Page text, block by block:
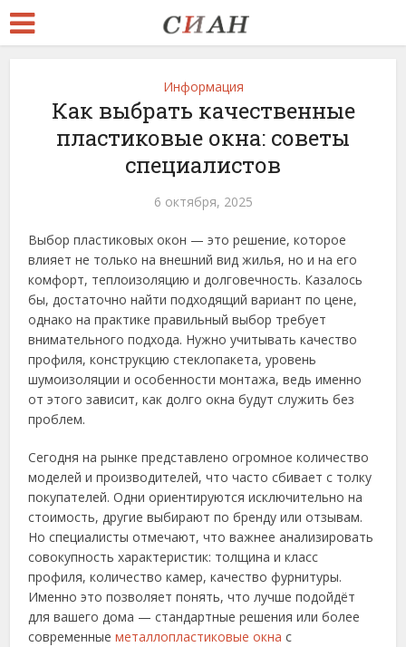
Информация
Как выбрать качественные
пластиковые окна: советы
специалистов
6 октября, 2025
Выбор пластиковых окон — это решение, которое
влияет не только на внешний вид жилья, но и на его
комфорт, теплоизоляцию и долговечность. Казалось
бы, достаточно найти подходящий вариант по цене,
однако на практике правильный выбор требует
внимательного подхода. Нужно учитывать качество
профиля, конструкцию стеклопакета, уровень
шумоизоляции и особенности монтажа, ведь именно
от этого зависит, как долго окна будут служить без
проблем.
Сегодня на рынке представлено огромное количество
моделей и производителей, что часто сбивает с толку
покупателей. Одни ориентируются исключительно на
стоимость, другие выбирают по бренду или отзывам.
Но специалисты отмечают, что важнее анализировать
совокупность характеристик: толщина и класс
профиля, количество камер, качество фурнитуры.
Именно это позволяет понять, что лучше подойдёт
для вашего дома — стандартные решения или более
современныеметаллопластиковые окна с